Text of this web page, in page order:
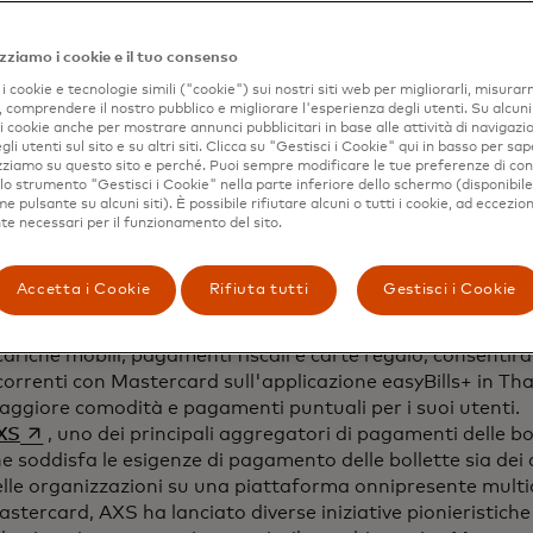
migliore per i titolari di carta sfruttando
questa esperienza digitale end-to-end, i clienti
alla più ampia base di partner di Mastercard per
innovazione. Ciò include lo sviluppo del prodotto, gli
di prototipi, nonché l'accesso anticipato ai
e il supporto continuo all'implementazione.
iniziale di partner strategici in Africa, Asia Pacifico e
si apre in una nuova scheda
, che offre la piattaforma easyBills nel sud-est
dei consumatori a beni e servizi digitali, tra cui
mobili, pagamenti fiscali e carte regalo,
con Mastercard sull'applicazione easyBills+ in
comodità e pagamenti puntuali per i suoi utenti.
si apre in una nuova scheda
, uno dei principali aggregatori di pagamenti delle
soddisfa le esigenze di pagamento delle bollette sia dei
organizzazioni su una piattaforma onnipresente
AXS ha lanciato diverse iniziative
i cookie e il tuo consenso
cookie e tecnologie simili ("cookie") sui nostri siti web per migliorarli,
comprendere il nostro pubblico e migliorare l'esperienza degli utenti. Su alcuni
cookie anche per mostrare annunci pubblicitari in base alle attività di
utenti sul sito e su altri siti. Clicca su "Gestisci i Cookie" qui in basso per
su questo sito e perché. Puoi sempre modificare le tue preferenze di
strumento "Gestisci i Cookie" nella parte inferiore dello schermo
pulsante su alcuni siti). È possibile rifiutare alcuni o tutti i cookie, ad
necessari per il funzionamento del sito.
Accetta i Cookie Rifiuta tutti Gestisci i Cookie